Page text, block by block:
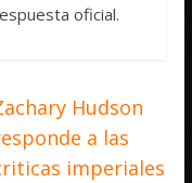
oficial.
Hudson
a las
imperiales